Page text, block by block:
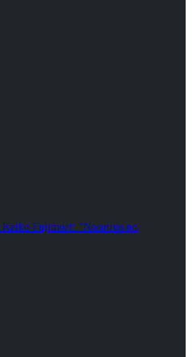
Keiko Fujimori: “Nosotros no